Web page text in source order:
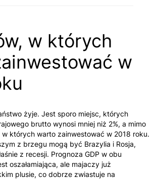
w których
w
żyje. Jest sporo miejsc, których
brutto wynosi mniej niż 2%, a mimo
których warto zainwestować w 2018 roku.
z brzegu mogą być Brazylia i Rosja,
z recesji. Prognoza GDP w obu
oszałamiająca, ale majaczy już
plusie, co dobrze zwiastuje na